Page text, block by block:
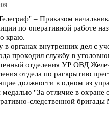
– Приказом
по оперативной работе
краю.
в органах внутренних дел с
проходил службу в
отделения УР ОВД
отдела по раскрытию
должности в одном из
"За отличие в
следственной